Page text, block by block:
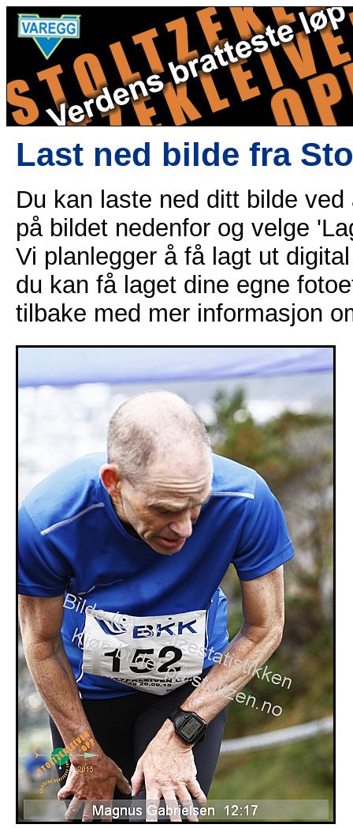
Last ned bilde fra
Du kan laste ned ditt bilde
på bildet nedenfor og velge
Vi planlegger å få lagt ut
du kan få laget dine egne
tilbake med mer informasjon